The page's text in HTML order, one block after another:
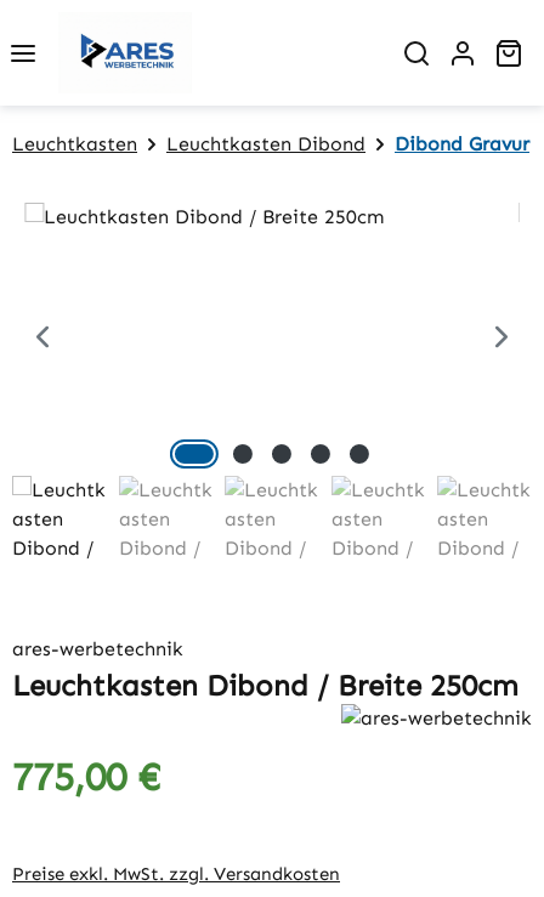
Leuchtkasten Leuchtkasten Dibond Dibond Gravur
Bildergalerie überspringen
ares-werbetechnik
Leuchtkasten Dibond / Breite 250cm
Regulärer Preis:
775,00 €
Preise exkl. MwSt. zzgl. Versandkosten